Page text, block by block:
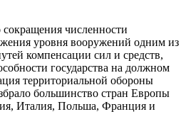
численности
уровня вооружений одним из
компенсации сил и средств,
государства на должном
территориальной обороны
большинство стран Европы
Италия, Польша, Франция и